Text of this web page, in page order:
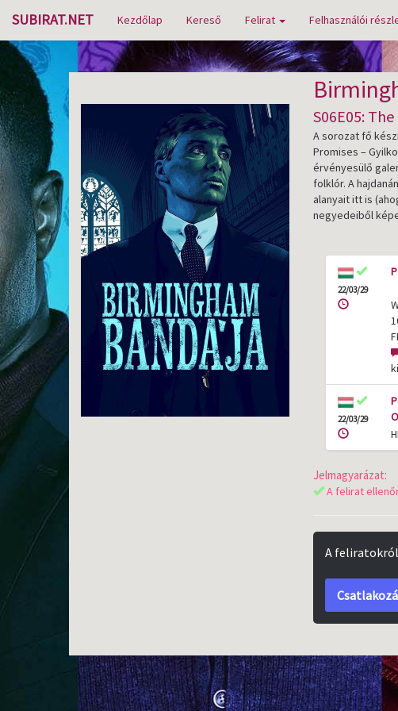
SUBIRAT.NET Kezdőlap Kereső Felirat Felhasználói
S06E05:
A sorozat fő
Promises –
érvényesülő
folklór. A
alanyait itt is
negyedeiből
22/03/29
22/03/29
Jelmagyarázat:
A felirat
A